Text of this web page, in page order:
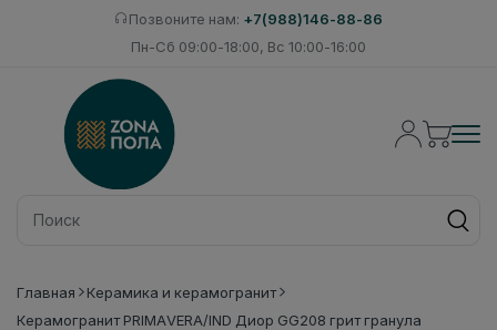
Позвоните нам: +7(988)146-88-86
Пн-Сб 09:00-18:00, Вс 10:00-16:00
Главная
Керамика и керамогранит
Керамогранит PRIMAVERA/IND Диор GG208 грит гранула